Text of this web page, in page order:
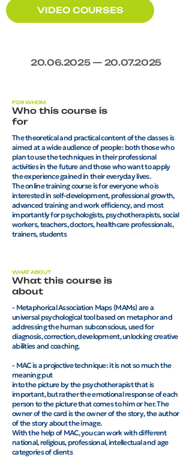
VIDEO COURSES
20.06.2025— 20.07.2025
FOR WHOM
Who this course is
for
The theoretical and practical content of the classes is
aimed at a wide audience of people: both those who
plan to use the techniques in their professional
activities in the future and those who want to apply
the experience gained in their everyday lives.
The online training course is for everyone who is
interested in self-development, professional growth,
advanced training and work efficiency, and most
importantly for psychologists, psychotherapists, social
workers, teachers, doctors, healthcare professionals,
trainers, students
WHAT ABOUT
What this course is
about
- Metaphorical Association Maps (MAMs) are a
universal psychological tool based on metaphor and
addressing the human subconscious, used for
diagnosis, correction, development, unlocking creative
abilities and coaching.
- MAC is a projective technique: it is not so much the
meaning put
into the picture by the psychotherapist that is
important, but rather the emotional response of each
person to the picture that comes to him or her. The
owner of the card is the owner of the story, the author
of the story about the image.
With the help of MAC, you can work with different
national, religious, professional, intellectual and age
categories of clients